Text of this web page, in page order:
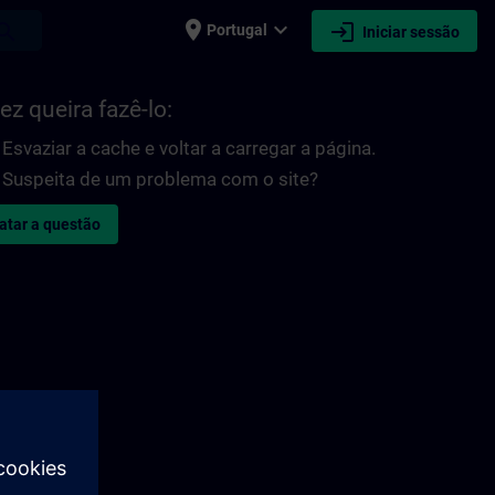
place Portugal expand_more login Iniciar sessão
queira fazê-lo:
Esvaziar a cache e voltar a carregar a página.
Suspeita de um problema com o site?
a questão